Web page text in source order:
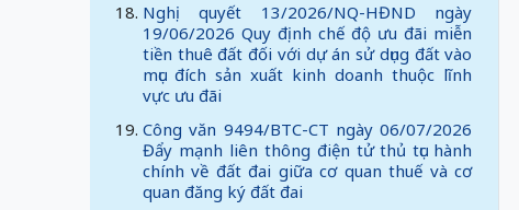
Nghị quyết 13/2026/NQ-HĐND ngày
19/06/2026 Quy định chế độ ưu đãi miễn
tiền thuê đất đối với dự án sử dụng đất vào
mục đích sản xuất kinh doanh thuộc lĩnh
vực ưu đãi
Công văn 9494/BTC-CT ngày 06/07/2026
Đẩy mạnh liên thông điện tử thủ tục hành
chính về đất đai giữa cơ quan thuế và cơ
quan đăng ký đất đai